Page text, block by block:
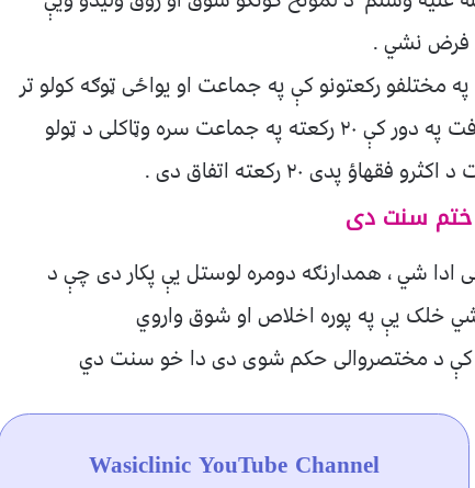
فرض نشي .
مختلفو رکعتونو کې په جماعت او يواځی ټوګه کولو تر
هغه چې حضرت عمر فاروق رض د خلافت په دور کې ۲۰ رکعته په جماعت سره وټاکلی د ټولو
پدی ۲۰ رکعته اتفاق دی .
ختم سنت دی
شي ، همدارنګه دومره لوستل يې پکار دی چې د
خلک یې په پوره اخلاص او شوق واروي
کې د مختصروالی حکم شوی دی دا خو سنت دي
Wasiclinic YouTube Channel